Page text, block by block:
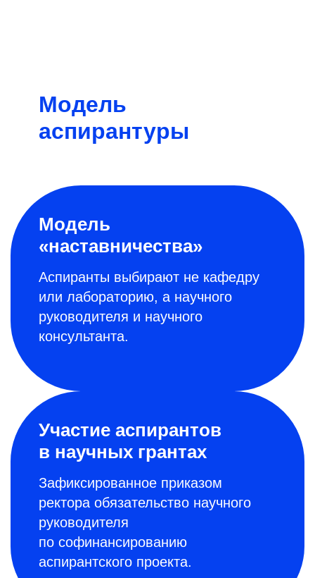
Модель
аспирантуры
Модель
«наставничества»
Аспиранты выбирают не кафедру
или лабораторию, а научного
руководителя и научного
консультанта.
Участие аспирантов
в научных грантах
Зафиксированное приказом
ректора обязательство научного
руководителя
по софинансированию
аспирантского проекта.